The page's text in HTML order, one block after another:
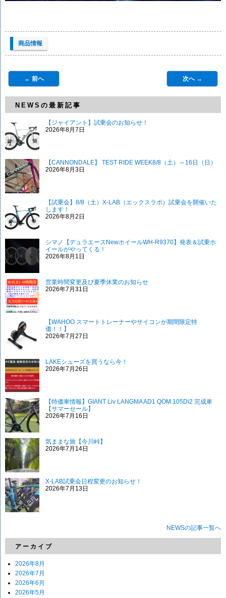
商品情報
← 前へ 次へ →
NEWSの最新記事
【ジャイアント】試乗会のお知らせ！
2026年8月7日
【CANNONDALE】 TEST RIDE WEEK8/8（土）～16日（日）
2026年8月3日
【試乗会】8/8（土）X-LAB（エックスラボ）試乗会を開催いた
します！
2026年8月2日
シマノ【デュラエースNewホイールWH-R9370】発表＆試乗ホ
イールがやってくる！
2026年8月1日
営業時間変更及び夏季休業のお知らせ
2026年7月31日
【WAHOO スマートトレーナーやサイコンが期間限定特
価！！】
2026年7月27日
LAKEシューズを買うなら今！
2026年7月26日
【特価車情報】GIANT Liv LANGMA AD1 QOM 105Di2 完成車
【サマーセール】
2026年7月16日
気ままな旅【今川峠】
2026年7月14日
X-LAB試乗会日程変更のお知らせ！
2026年7月13日
NEWSの記事一覧へ
アーカイブ
2026年8月
2026年7月
2026年6月
2026年5月